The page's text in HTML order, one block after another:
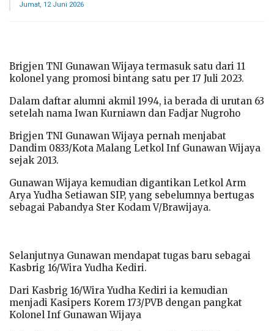
Jumat, 12 Juni 2026
Brigjen TNI Gunawan Wijaya termasuk satu dari 11
kolonel yang promosi bintang satu per 17 Juli 2023.
Dalam daftar alumni akmil 1994, ia berada di urutan 63
setelah nama Iwan Kurniawn dan Fadjar Nugroho
Brigjen TNI Gunawan Wijaya pernah menjabat
Dandim 0833/Kota Malang Letkol Inf Gunawan Wijaya
sejak 2013.
Gunawan Wijaya kemudian digantikan Letkol Arm
Arya Yudha Setiawan SIP, yang sebelumnya bertugas
sebagai Pabandya Ster Kodam V/Brawijaya.
Selanjutnya Gunawan mendapat tugas baru sebagai
Kasbrig 16/Wira Yudha Kediri.
Dari Kasbrig 16/Wira Yudha Kediri ia kemudian
menjadi Kasipers Korem 173/PVB dengan pangkat
Kolonel Inf Gunawan Wijaya